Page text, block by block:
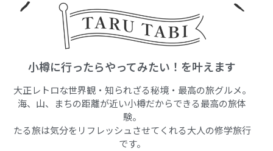
小樽に行ったらやってみたい！を叶えます
大正レトロな世界観・知られざる秘境・最高の旅グルメ。
海、山、まちの距離が近い小樽だからできる最高の旅体
験。
たる旅は気分をリフレッシュさせてくれる大人の修学旅行
です。